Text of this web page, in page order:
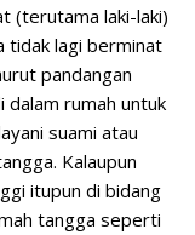
(terutama laki-laki)
tidak lagi berminat
pandangan
dalam rumah untuk
suami atau
Kalaupun
itupun di bidang
tangga seperti